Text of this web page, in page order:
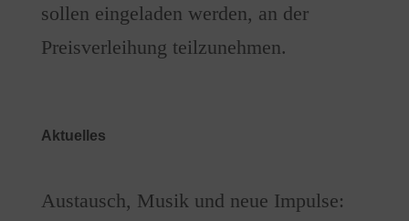
sollen eingeladen werden, an der
Preisverleihung teilzunehmen.
Aktuelles
Austausch, Musik und neue Impulse: